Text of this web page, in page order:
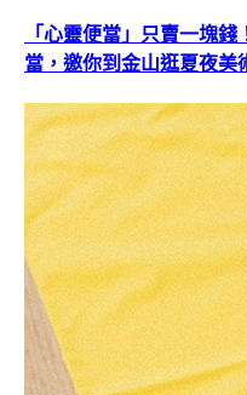
「心靈便當」只賣一塊
當，邀你到金山逛夏夜美